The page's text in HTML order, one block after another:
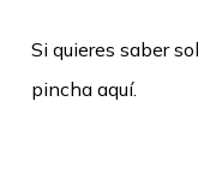
Si quieres saber
pincha aquí.